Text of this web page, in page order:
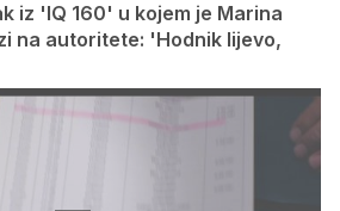
iz 'IQ 160' u kojem je Marina
na autoritete: 'Hodnik lijevo,